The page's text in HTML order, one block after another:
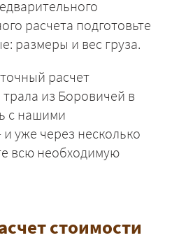
расчета подготовьте
размеры и вес груза.
расчет
трала из Боровичей в
с нашими
уже через несколько
всю необходимую
стоимости